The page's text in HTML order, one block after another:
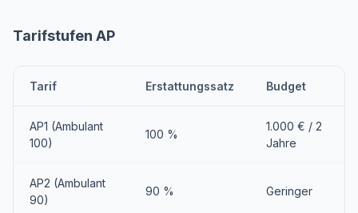
Tarifstufen AP
Tarif Erstattungssatz Budget
AP1 (Ambulant
100)
100 %
1.000 € / 2
Jahre
AP2 (Ambulant
90)
90 % Geringer